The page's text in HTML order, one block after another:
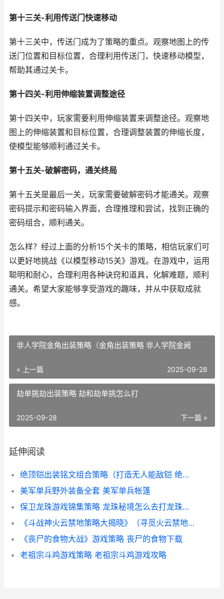
第十三关-利用传送门快速移动
第十三关中，传送门成为了策略的重点。观察地图上的传
送门位置和目标位置，合理利用传送门，快速移动模型，
帮助其通过关卡。
第十四关-利用伸缩装置调整途径
第十四关中，玩家需要利用伸缩装置来调整途径。观察地
图上的伸缩装置和目标位置，合理调整装置的伸缩长度，
使模型能够顺利通过关卡。
第十五关-破解密码，通关终局
第十五关是最后一关，玩家需要破解密码才能通关。观察
密码提示和密码输入界面，合理推理和尝试，找到正确的
密码组合，顺利通关。
怎么样？经过上面的分析15个关卡的策略，相信玩家们可
以更好地挑战《以模型移动15关》游戏。在游戏中，运用
聪明和耐心，合理利用各种诀窍和道具，化解难题，顺利
通关。希望大家能够享受游戏的趣味，并从中获取成就
感。
非人学院金角出装策略（金角出装策略 非人学院金阙
« 上一篇 2025-09-28
劫单挑劫出装策略 劫和劫单挑怎么打
下一篇 »
2025-09-28
延伸阅读
绝顶铠出装铭文组合策略（打造无人能敌铠 绝顶铠出装铭文怎么出
美军单兵野外装备全套 美军单兵帐篷
保卫龙珠游戏锦集策略 龙珠秘境怎么去打龙珠护卫
《斗战神火云禁地策略大揭晓》（寻觅火云禁地 斗战神火晶怎么获得
《丧尸的食物大战》游戏策略 丧尸的食物下载
老祖宗斗鸡游戏策略 老祖宗斗鸡游戏攻略